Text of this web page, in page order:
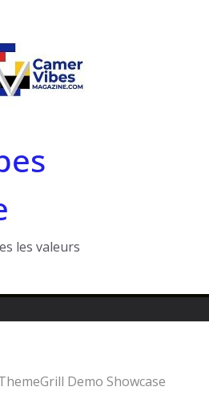
les valeurs
Demo Showcase